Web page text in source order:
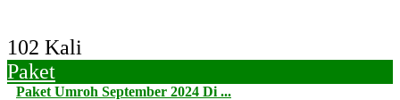
102 Kali
Paket
Paket Umroh September 2024 Di ...